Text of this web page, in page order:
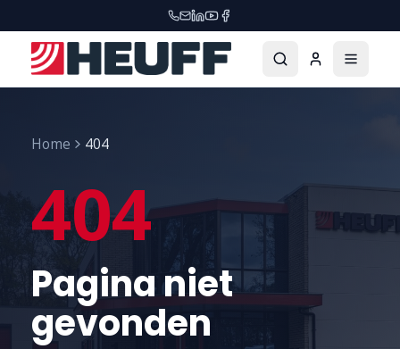
Home 404
404
Pagina niet
gevonden